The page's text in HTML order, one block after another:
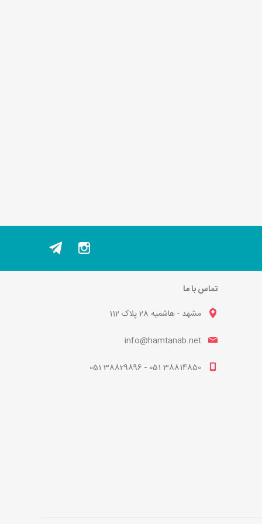
تماس با ما
مشهد - هاشمیه 28 پلاک 112
info@hamtanab.net
38814850 051 - 38829896 051